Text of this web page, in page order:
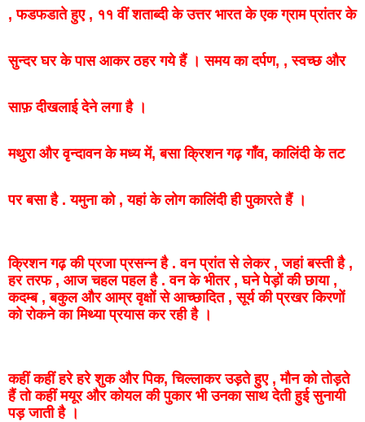
,फडफडाते हुए, ११ वीं शताब्दी के उत्तर भारतके एक ग्राम प्रांतर के
सुन्दर घर के पास आकर ठहर गये हैं। समयका दर्पण, ,स्वच्छ और
साफ़ दीखलाई देनेलगा है ।
मथुरा और वृन्दावन के मध्य में,बसा क्रिशन गढ़ गाँव,कालिंदी के तट
पर बसा है.यमुना को,यहां के लोग कालिंदी ही पुकारते हैं।
क्रिशन गढ़ की प्रजा प्रसन्न है.वन प्रांत से लेकर,जहां बस्तीहै,
हर तरफ, आज चहल पहल है.वन के भीतर,घने पेड़ों की छाया,
कदम्ब,बकुल और आम्र वृक्षोंसे आच्छादित ,सूर्य की प्रखर किरणों
को रोकने का मिथ्या प्रयास कर रही है।
कहीं कहीं हरे हरे शुकऔरपिक,चिल्लाकर उड़ते हुए,मौन को तोड़ते
हैं तो कहीं मयूर और कोयल की पुकार भी उनका साथ देती हुई सुनायी
पड़ जाती है।